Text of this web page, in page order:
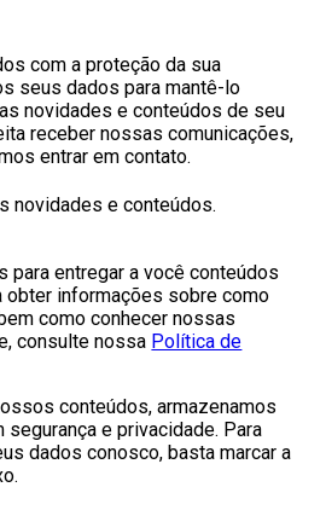
com a proteção da sua
seus dados para mantê-lo
novidades e conteúdos de seu
receber nossas comunicações,
entrar em contato.
novidades e conteúdos.
para entregar a você conteúdos
obter informações sobre como
como conhecer nossas
consulte nossa Política de
conteúdos, armazenamos
e privacidade. Para
dados conosco, basta marcar a